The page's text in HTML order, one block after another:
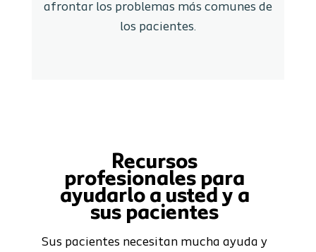
afrontar los problemas más comunes de
los pacientes.
Recursos
profesionales para
ayudarlo a usted y a
sus pacientes
Sus pacientes necesitan mucha ayuda y